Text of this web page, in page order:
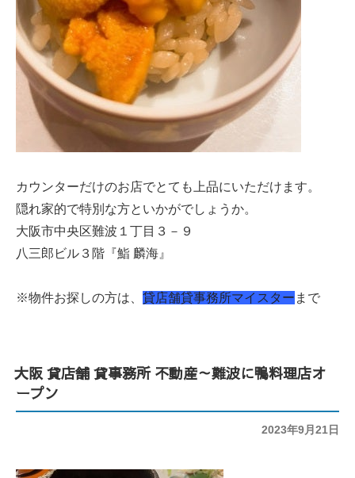
カウンターだけのお店でとても上品にいただけます。
隠れ家的で特別な方といかがでしょうか。
大阪市中央区難波１丁目３－９
八三郎ビル３階『鮨 麟海』
※物件お探しの方は、 貸店舗貸事務所マイスター まで
投
2023年9月21日
大阪 貸店舗 貸事務所 不動産～難波に鴨料理店オ
ープン